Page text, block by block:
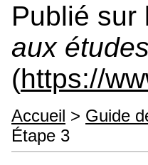
Publié sur
aux
(https://
Accueil > Guide
Étape 3